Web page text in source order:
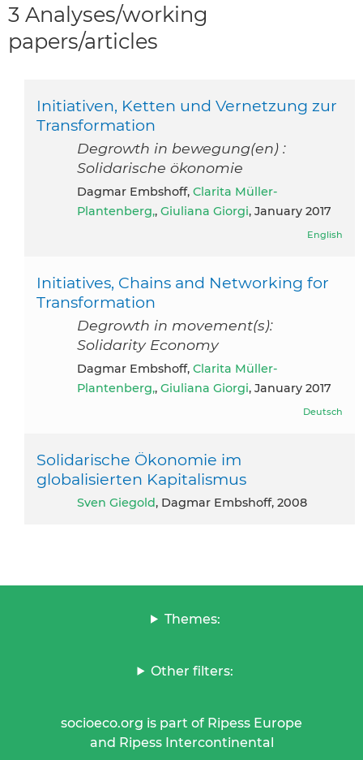
3 Analyses/working
papers/articles
Initiativen, Ketten und Vernetzung zur
Transformation
Degrowth in bewegung(en) :
Solidarische ökonomie
Dagmar Embshoff, Clarita Müller-
Plantenberg,, Giuliana Giorgi, January 2017
English
Initiatives, Chains and Networking for
Transformation
Degrowth in movement(s):
Solidarity Economy
Dagmar Embshoff, Clarita Müller-
Plantenberg,, Giuliana Giorgi, January 2017
Deutsch
Solidarische Ökonomie im
globalisierten Kapitalismus
Sven Giegold, Dagmar Embshoff, 2008
Themes:
Other filters:
socioeco.org is part of Ripess Europe
and Ripess Intercontinental